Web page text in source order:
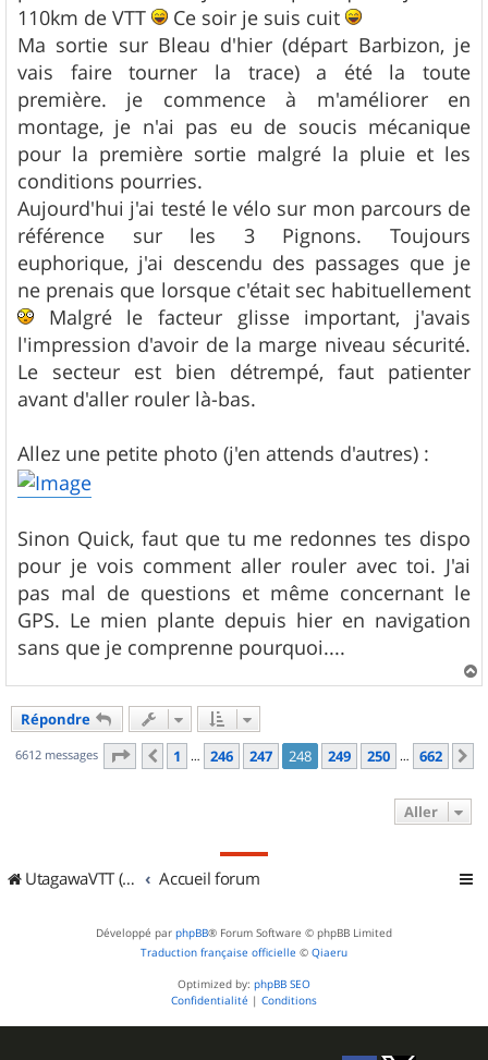
110km de VTT
Ce soir je suis cuit
Ma sortie sur Bleau d'hier (départ Barbizon, je
vais faire tourner la trace) a été la toute
première. je commence à m'améliorer en
montage, je n'ai pas eu de soucis mécanique
pour la première sortie malgré la pluie et les
conditions pourries.
Aujourd'hui j'ai testé le vélo sur mon parcours de
référence sur les 3 Pignons. Toujours
euphorique, j'ai descendu des passages que je
ne prenais que lorsque c'était sec habituellement
Malgré le facteur glisse important, j'avais
l'impression d'avoir de la marge niveau sécurité.
Le secteur est bien détrempé, faut patienter
avant d'aller rouler là-bas.
Allez une petite photo (j'en attends d'autres) :
Sinon Quick, faut que tu me redonnes tes dispo
pour je vois comment aller rouler avec toi. J'ai
pas mal de questions et même concernant le
GPS. Le mien plante depuis hier en navigation
sans que je comprenne pourquoi....
a
Répondre
6612 messages Page 248 sur662
Précédent
1 … 246 247 248 249 250 … 662
Aller
UtagawaVTT (Randos VTT et VTTAE avec traces GPS) Accueil forum
Développé par phpBB® Forum Software © phpBB Limited
Traduction française officielle © Qiaeru
Optimized by: phpBB SEO
Confidentialité | Conditions